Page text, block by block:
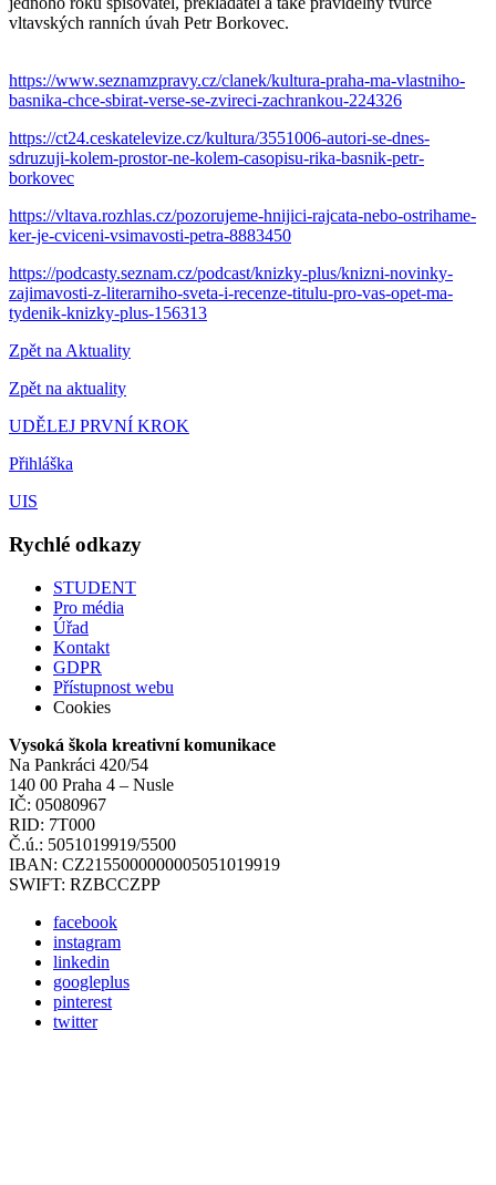
vltavských ranních úvah Petr Borkovec.
https://www.seznamzpravy.cz/clanek/kultura-praha-ma-vlastniho-
basnika-chce-sbirat-verse-se-zvireci-zachrankou-224326
https://ct24.ceskatelevize.cz/kultura/3551006-autori-se-dnes-
sdruzuji-kolem-prostor-ne-kolem-casopisu-rika-basnik-petr-
borkovec
https://vltava.rozhlas.cz/pozorujeme-hnijici-rajcata-nebo-ostrihame-
ker-je-cviceni-vsimavosti-petra-8883450
https://podcasty.seznam.cz/podcast/knizky-plus/knizni-novinky-
zajimavosti-z-literarniho-sveta-i-recenze-titulu-pro-vas-opet-ma-
tydenik-knizky-plus-156313
Zpět na Aktuality
Zpět na aktuality
UDĚLEJ PRVNÍ KROK
Přihláška
UIS
Rychlé odkazy
STUDENT
Pro média
Úřad
Kontakt
GDPR
Přístupnost webu
Cookies
Vysoká škola kreativní komunikace
Na Pankráci 420/54
140 00 Praha 4 – Nusle
IČ: 05080967
RID: 7T000
Č.ú.: 5051019919/5500
IBAN: CZ2155000000005051019919
SWIFT: RZBCCZPP
facebook
instagram
linkedin
googleplus
pinterest
twitter